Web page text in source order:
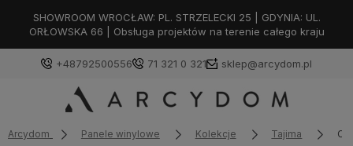
SHOWROOM WROCŁAW: PL. STRZELECKI 25 | GDYNIA: UL.
ORŁOWSKA 66 | Obsługa projektów na terenie całego kraju
+48792500556 71 321 0 321 sklep@arcydom.pl
Arcydom Panele winylowe Kolekcje Tajima